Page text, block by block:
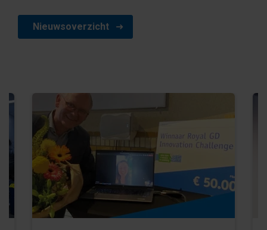
Nieuwsoverzicht